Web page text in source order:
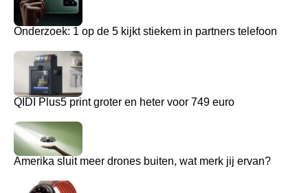
Onderzoek: 1 op de 5 kijkt stiekem in partners telefoon
QIDI Plus5 print groter en heter voor 749 euro
Amerika sluit meer drones buiten, wat merk jij ervan?